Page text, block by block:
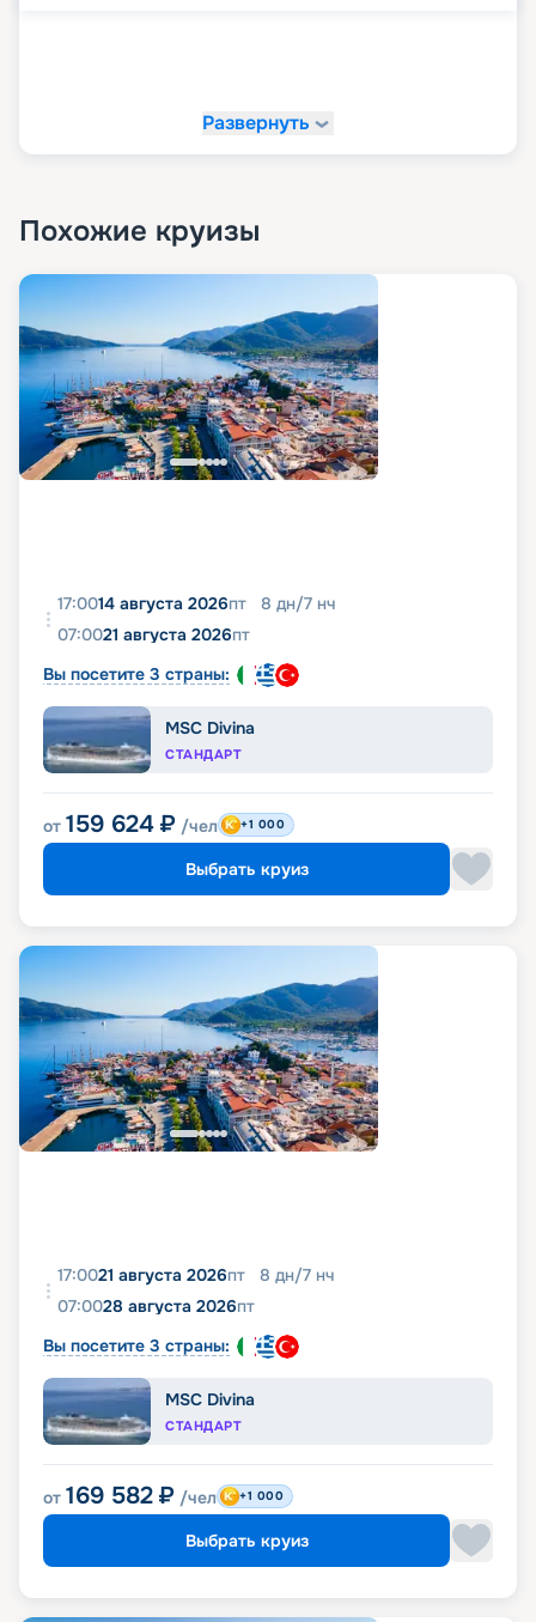
Развернуть
Похожие круизы
17:0014 августа 2026пт 8 дн/7 нч
07:0021 августа 2026пт
Вы посетите 3 страны:
MSC Divina
СТАНДАРТ
от 159 624 ₽ /чел +1 000
Выбрать круиз
17:0021 августа 2026пт 8 дн/7 нч
07:0028 августа 2026пт
Вы посетите 3 страны:
MSC Divina
СТАНДАРТ
от 169 582 ₽ /чел +1 000
Выбрать круиз